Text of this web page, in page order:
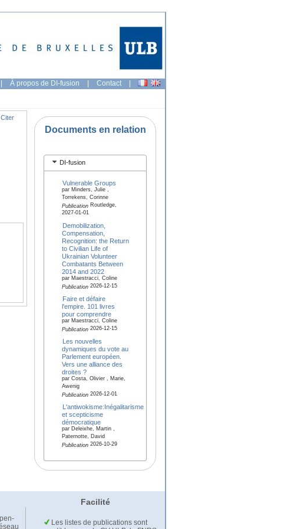
| À propos de DI-fusion | Contact |
Citer
Documents en relation
DI-fusion
Vulnerable Groups
par Minders, Julie ,
Torrekens, Corinne
PublicationRoutledge,
2027-01-01
Demobilization,
Compensation,
Recognition: the Return
to Civilian Life of
Ukrainian Volunteer
Combatants Between
2014 and 2022
par Maestracci, Coline
Publication2026-12-15
Faire et défaire
l'empire. 101 livres
pour comprendre
par Maestracci, Coline
Publication2026-12-15
Les nouvelles
dynamiques du vote au
Parlement européen.
Vers une alliance des
droites ?
par Costa, Olivier , Marie,
Awenig
Publication2026-12-01
L'antiwokisme:Inégalitarisme
et scepticisme
démocratique
par Deleixhe, Martin ,
Paternotte, David
Publication2026-10-29
Facilité
Les listes de publications sont